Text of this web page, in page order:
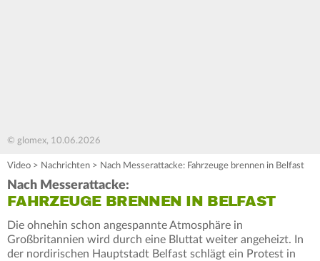
© glomex, 10.06.2026
Video > Nachrichten > Nach Messerattacke: Fahrzeuge brennen in Belfast
Nach Messerattacke:
FAHRZEUGE BRENNEN IN BELFAST
Die ohnehin schon angespannte Atmosphäre in
Großbritannien wird durch eine Bluttat weiter angeheizt. In
der nordirischen Hauptstadt Belfast schlägt ein Protest in